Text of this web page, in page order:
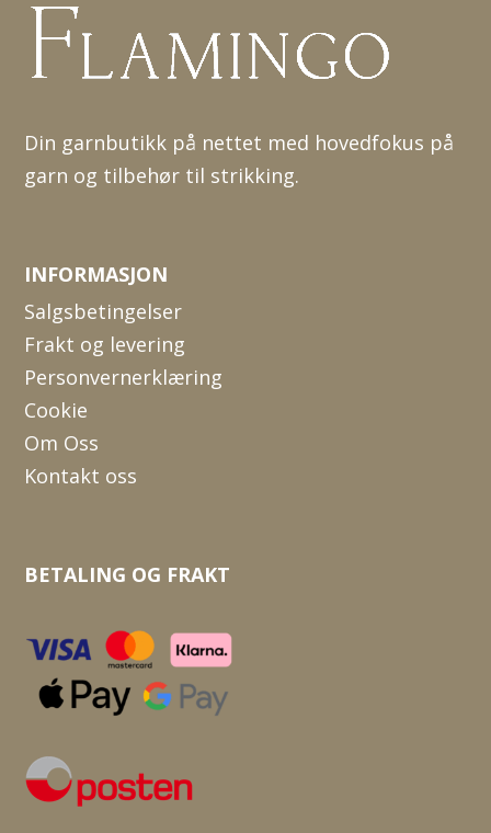
Din garnbutikk på nettet med hovedfokus på
garn og tilbehør til strikking.
INFORMASJON
Salgsbetingelser
Frakt og levering
Personvernerklæring
Cookie
Om Oss
Kontakt oss
BETALING OG FRAKT